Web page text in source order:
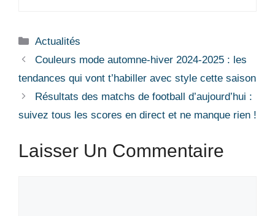
Catégories
Actualités
Couleurs mode automne-hiver 2024-2025 : les
tendances qui vont t’habiller avec style cette saison
Résultats des matchs de football d’aujourd’hui :
suivez tous les scores en direct et ne manque rien !
Laisser Un Commentaire